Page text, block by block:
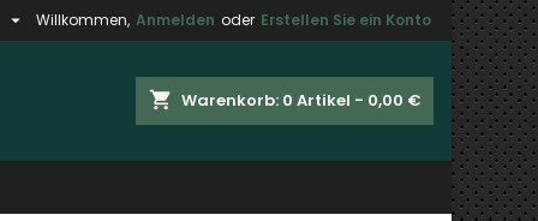
Willkommen, Anmelden oder Erstellen Sie ein Konto

shopping_cart Warenkorb: 0 Artikel - 0,00 €